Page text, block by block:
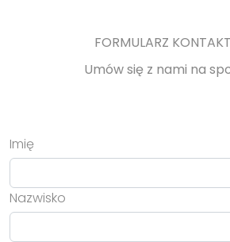
FORMULARZ
Umów się z nami na
Imię
Nazwisko